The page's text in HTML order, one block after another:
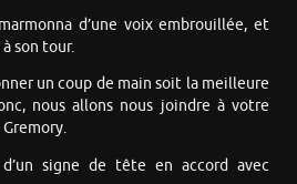
d’une voix embrouillée, et
son tour.
un coup de main soit la meilleure
nous allons nous joindre à votre
signe de tête en accord avec